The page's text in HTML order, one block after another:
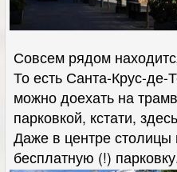
Совсем рядом
То есть Санта-Крус-
можно доехать на
парковкой, кстати,
Даже в центре
бесплатную (!)